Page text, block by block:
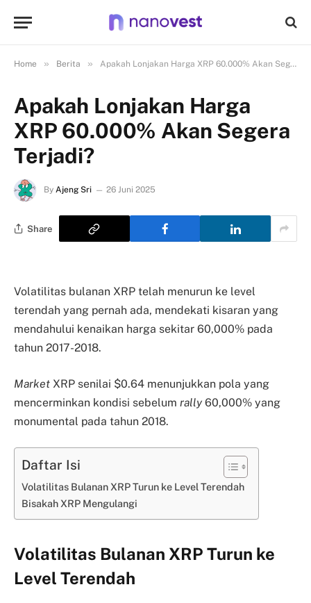
Home » Berita » Apakah Lonjakan Harga XRP 60.000% Akan Segera Terjadi?
Apakah Lonjakan Harga
XRP 60.000% Akan Segera
Terjadi?
By Ajeng Sri 26 Juni 2025
Share
Volatilitas bulanan XRP telah menurun ke level
terendah yang pernah ada, mendekati kisaran yang
mendahului kenaikan harga sekitar 60,000% pada
tahun 2017-2018.
Market XRP senilai $0.64 menunjukkan pola yang
mencerminkan kondisi sebelum rally 60,000% yang
monumental pada tahun 2018.
Daftar Isi
Volatilitas Bulanan XRP Turun ke Level Terendah
Bisakah XRP Mengulangi
Volatilitas Bulanan XRP Turun ke
Level Terendah